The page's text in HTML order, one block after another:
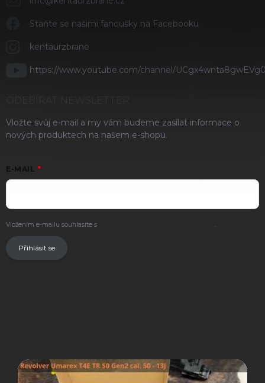
Staňte se našimi fanoušky na Facebooku
kentaurzbrane
https://www.youtube.com/channel/
Vložte svůj e-mail a my vám budeme zasílat informace o
nových produktech na našem e-shopu.
E-MAIL
Vložením e-mailu souhlasíte s .
Přihlásit se